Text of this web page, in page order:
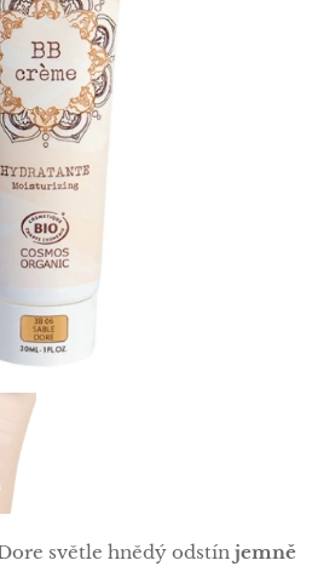
světle hnědý odstín jemně